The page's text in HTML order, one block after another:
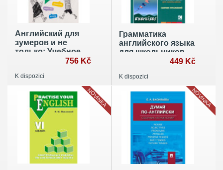
Английский для
зумеров и не
только: Учебное
языку
756 Kč
K dispozici
Грамматика
английского языка
для школьников.
449 Kč
K dispozici
NOVINKA NOVINKA